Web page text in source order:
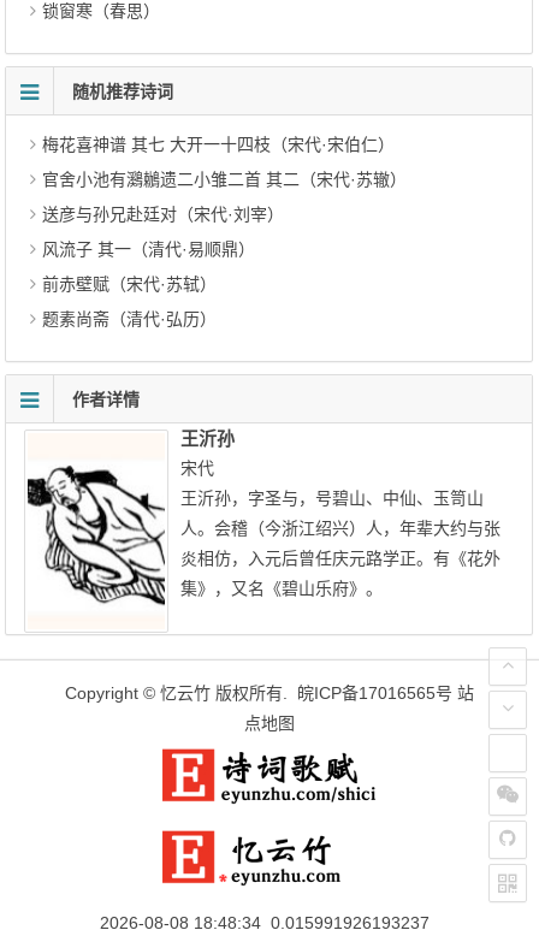
锁窗寒（春思）
随机推荐诗词
梅花喜神谱 其七 大开一十四枝（宋代·宋伯仁）
官舍小池有鸂鶒遗二小雏二首 其二（宋代·苏辙）
送彦与孙兄赴廷对（宋代·刘宰）
风流子 其一（清代·易顺鼎）
前赤壁赋（宋代·苏轼）
题素尚斋（清代·弘历）
作者详情
王沂孙
宋代
王沂孙，字圣与，号碧山、中仙、玉笥山
人。会稽（今浙江绍兴）人，年辈大约与张
炎相仿，入元后曾任庆元路学正。有《花外
集》，又名《碧山乐府》。
Copyright © 忆云竹 版权所有. 皖ICP备17016565号 站
点地图
2026-08-08 18:48:34 0.015991926193237